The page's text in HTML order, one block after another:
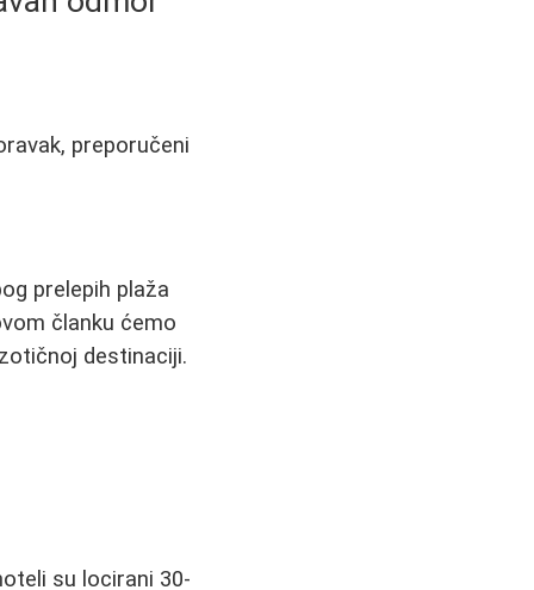
preporučeni
prelepih plaža
članku ćemo
destinaciji.
su locirani 30-